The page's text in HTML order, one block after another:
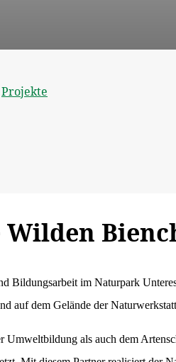
Projekte
Bildungsarbeit im Naturpark
auf dem Gelände der
Umweltbildung als auch dem